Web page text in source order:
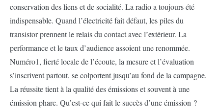
conservation des liens et de socialité. La radio a toujours été
indispensable. Quand l’électricité fait défaut, les piles du
transistor prennent le relais du contact avec l’extérieur. La
performance et le taux d’audience assoient une renommée.
Numéro1, fierté locale de l’écoute, la mesure et l’évaluation
s’inscrivent partout, se colportent jusqu’au fond de la campagne.
La réussite tient à la qualité des émissions et souvent à une
émission phare. Qu’est-ce qui fait le succès d’une émission ?